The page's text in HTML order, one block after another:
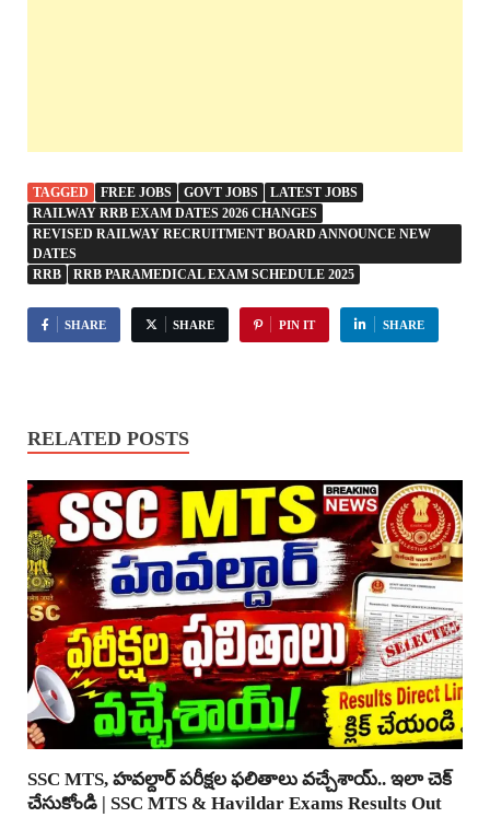
TAGGED FREE JOBS GOVT JOBS
LATEST JOBS
RAILWAY RRB EXAM DATES 2026 CHANGES
REVISED RAILWAY RECRUITMENT BOARD ANNOUNCE NEW
DATES
RRB
RRB PARAMEDICAL EXAM SCHEDULE 2025
SHARE SHARE PIN IT SHARE
RELATED POSTS
SSC MTS, హవల్దార్ పరీక్షల ఫలితాలు వచ్చేశాయ్.. ఇలా చెక్
చేసుకోండి | SSC MTS & Havildar Exams Results Out